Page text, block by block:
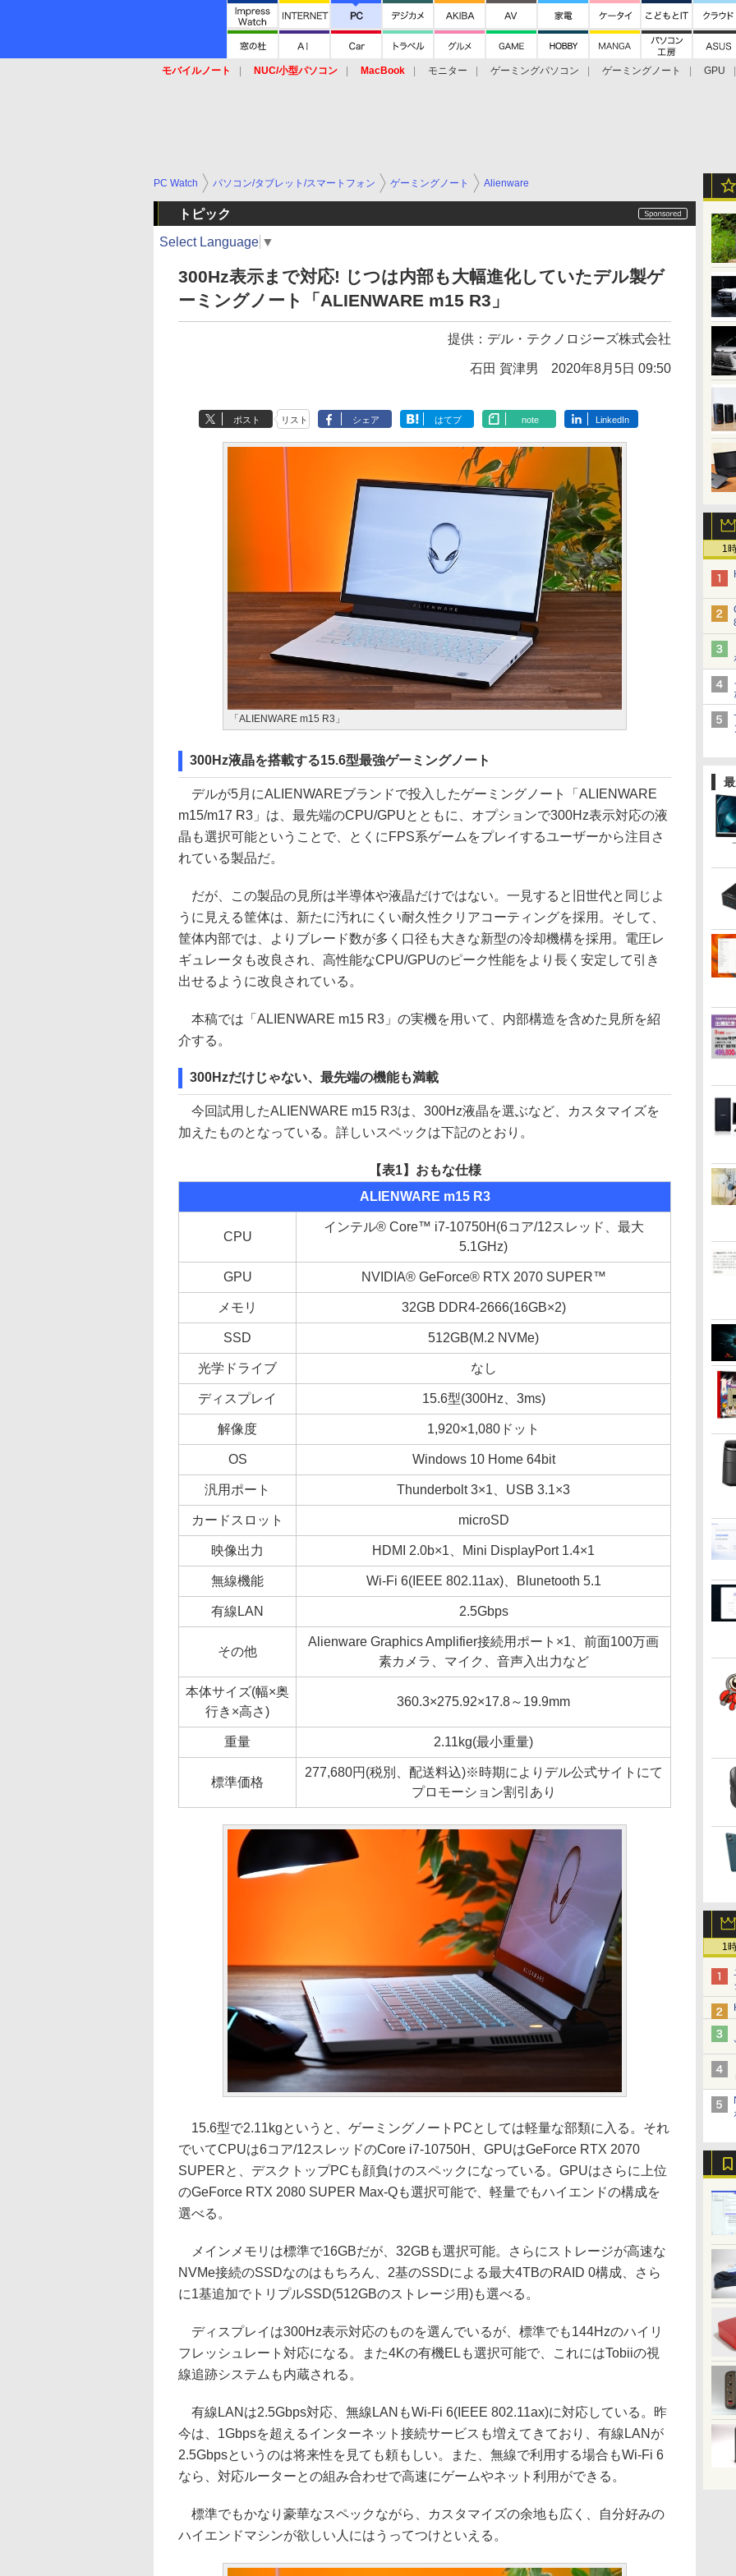
モバイルノート NUC/小型パソコン MacBook モニター ゲーミングパソコン ゲーミングノート
GPU
1
1
PC Watch パソコン/タブレット/スマートフォン ゲーミングノート Alienware
トピック
Select Language ▼
300Hz表示まで対応! じつは内部も大幅進化していたデル製ゲ
ーミングノート「ALIENWARE m15 R3」
提供： デル・テクノロジーズ株式会社
石田 賀津男 2020年8月5日 09:50
ポスト リスト シェア はてブ note LinkedIn
「ALIENWARE m15 R3」
300Hz液晶を搭載する15.6型最強ゲーミングノート
デルが5月にALIENWAREブランドで投入したゲーミングノート「ALIENWARE
m15/m17 R3」は、最先端のCPU/GPUとともに、オプションで300Hz表示対応の液
晶も選択可能ということで、とくにFPS系ゲームをプレイするユーザーから注目さ
れている製品だ。
だが、この製品の見所は半導体や液晶だけではない。一見すると旧世代と同じよ
うに見える筐体は、新たに汚れにくい耐久性クリアコーティングを採用。そして、
筐体内部では、よりブレード数が多く口径も大きな新型の冷却機構を採用。電圧レ
ギュレータも改良され、高性能なCPU/GPUのピーク性能をより長く安定して引き
出せるように改良されている。
本稿では「ALIENWARE m15 R3」の実機を用いて、内部構造を含めた見所を紹
介する。
300Hzだけじゃない、最先端の機能も満載
今回試用したALIENWARE m15 R3は、300Hz液晶を選ぶなど、カスタマイズを
加えたものとなっている。詳しいスペックは下記のとおり。
【表1】おもな仕様
ALIENWARE m15 R3
CPU
インテル® Core™ i7-10750H(6コア/12スレッド、最大
5.1GHz)
GPU NVIDIA® GeForce® RTX 2070 SUPER™
メモリ 32GB DDR4-2666(16GB×2)
SSD 512GB(M.2 NVMe)
光学ドライブ なし
ディスプレイ 15.6型(300Hz、3ms)
解像度 1,920×1,080ドット
OS Windows 10 Home 64bit
汎用ポート Thunderbolt 3×1、USB 3.1×3
カードスロット microSD
映像出力 HDMI 2.0b×1、Mini DisplayPort 1.4×1
無線機能 Wi-Fi 6(IEEE 802.11ax)、Blunetooth 5.1
有線LAN 2.5Gbps
その他
Alienware Graphics Amplifier接続用ポート×1、前面100万画
素カメラ、マイク、音声入出力など
本体サイズ(幅×奥
行き×高さ)
360.3×275.92×17.8～19.9mm
重量 2.11kg(最小重量)
標準価格
277,680円(税別、配送料込)※時期によりデル公式サイトにて
プロモーション割引あり
15.6型で2.11kgというと、ゲーミングノートPCとしては軽量な部類に入る。それ
でいてCPUは6コア/12スレッドのCore i7-10750H、GPUはGeForce RTX 2070
SUPERと、デスクトップPCも顔負けのスペックになっている。GPUはさらに上位
のGeForce RTX 2080 SUPER Max-Qも選択可能で、軽量でもハイエンドの構成を
選べる。
メインメモリは標準で16GBだが、32GBも選択可能。さらにストレージが高速な
NVMe接続のSSDなのはもちろん、2基のSSDによる最大4TBのRAID 0構成、さら
に1基追加でトリプルSSD(512GBのストレージ用)も選べる。
ディスプレイは300Hz表示対応のものを選んでいるが、標準でも144Hzのハイリ
フレッシュレート対応になる。また4Kの有機ELも選択可能で、これにはTobiiの視
線追跡システムも内蔵される。
有線LANは2.5Gbps対応、無線LANもWi-Fi 6(IEEE 802.11ax)に対応している。昨
今は、1Gbpsを超えるインターネット接続サービスも増えてきており、有線LANが
2.5Gbpsというのは将来性を見ても頼もしい。また、無線で利用する場合もWi-Fi 6
なら、対応ルーターとの組み合わせで高速にゲームやネット利用ができる。
標準でもかなり豪華なスペックながら、カスタマイズの余地も広く、自分好みの
ハイエンドマシンが欲しい人にはうってつけといえる。